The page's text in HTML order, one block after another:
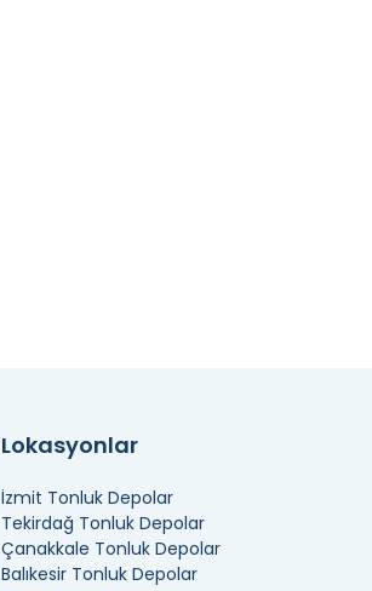
Lokasyonlar
İzmit Tonluk Depolar
Tekirdağ Tonluk Depolar
Çanakkale Tonluk Depolar
Balıkesir Tonluk Depolar